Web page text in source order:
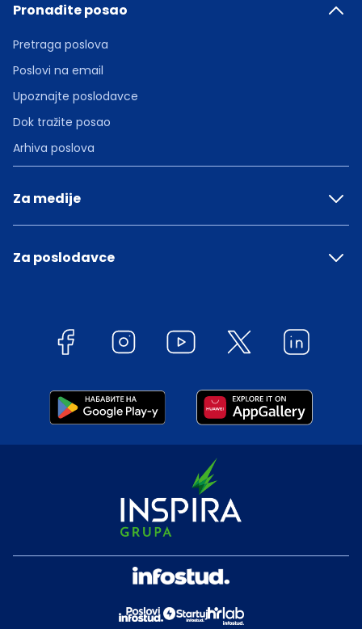
Pronađite posao
Pretraga poslova
Poslovi na email
Upoznajte poslodavce
Dok tražite posao
Arhiva poslova
Za medije
Za poslodavce